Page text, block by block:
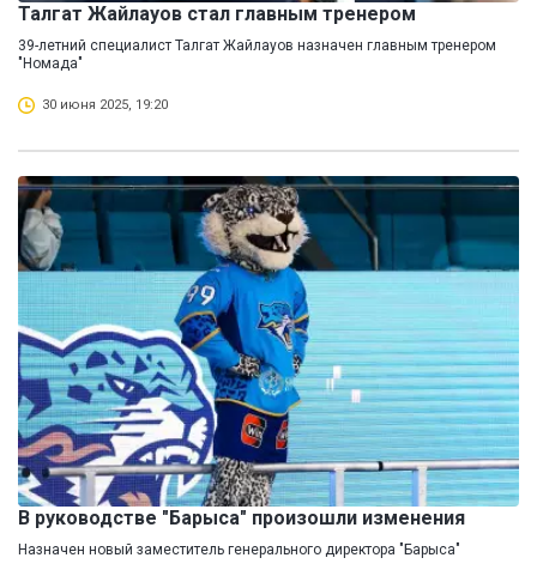
Талгат Жайлауов стал главным тренером
39-летний специалист Талгат Жайлауов назначен главным тренером
"Номада"
30 июня 2025, 19:20
В руководстве "Барыса" произошли изменения
Назначен новый заместитель генерального директора "Барыса"